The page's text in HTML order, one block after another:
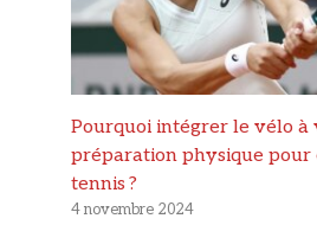
Pourquoi intégrer le vélo à
préparation physique pour
tennis ?
4 novembre 2024